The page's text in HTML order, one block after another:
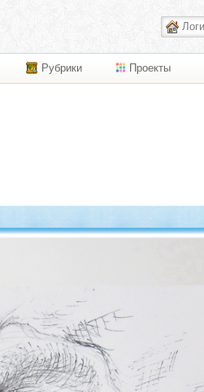
Рубрики Проекты